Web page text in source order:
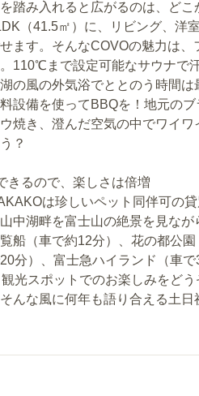
踏み入れると広がるのは、ど
（41.5㎡）に、リビング、洋
ます。そんなCOVOの魅力は
110℃まで設定可能なサウナで
の風の外気浴でととのう時間
設備を使ってBBQを！地元の
焼き、澄んだ空気の中でワイ
？
きるので、楽しさは倍増
は珍しいペット同伴可の
中湖畔を富士山の絶景を見な
船（車で約12分）、花の都公
分）、富士急ハイランド（車
光スポットでのお楽しみをど
んな風に何年も語り合える土